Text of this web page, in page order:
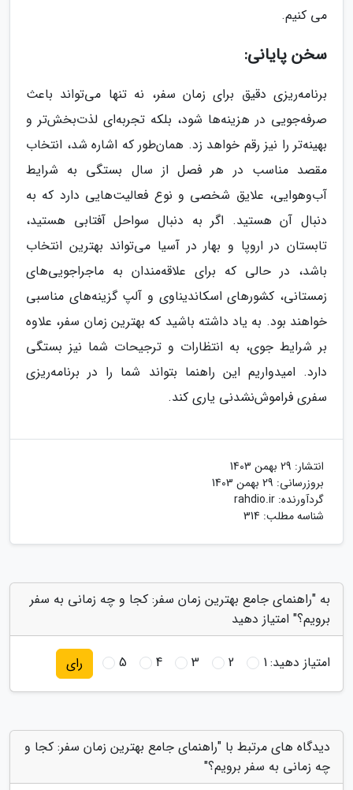
می کنیم.
سخن پایانی:
برنامه‌ریزی دقیق برای زمان سفر، نه تنها می‌تواند باعث
صرفه‌جویی در هزینه‌ها شود، بلکه تجربه‌ای لذت‌بخش‌تر و
بهینه‌تر را نیز رقم خواهد زد. همان‌طور که اشاره شد، انتخاب
مقصد مناسب در هر فصل از سال بستگی به شرایط
آب‌وهوایی، علایق شخصی و نوع فعالیت‌هایی دارد که به
دنبال آن هستید. اگر به دنبال سواحل آفتابی هستید،
تابستان در اروپا و بهار در آسیا می‌تواند بهترین انتخاب
باشد، در حالی که برای علاقه‌مندان به ماجراجویی‌های
زمستانی، کشورهای اسکاندیناوی و آلپ گزینه‌های مناسبی
خواهند بود. به یاد داشته باشید که بهترین زمان سفر، علاوه
بر شرایط جوی، به انتظارات و ترجیحات شما نیز بستگی
دارد. امیدواریم این راهنما بتواند شما را در برنامه‌ریزی
سفری فراموش‌نشدنی یاری کند.
انتشار: 29 بهمن 1403
بروزرسانی: 29 بهمن 1403
گردآورنده: rahdio.ir
شناسه مطلب: 314
به "راهنمای جامع بهترین زمان سفر: کجا و چه زمانی به سفر
برویم؟" امتیاز دهید
امتیاز دهید:1
2
3
4
5 رای
دیدگاه های مرتبط با "راهنمای جامع بهترین زمان سفر: کجا و
چه زمانی به سفر برویم؟"